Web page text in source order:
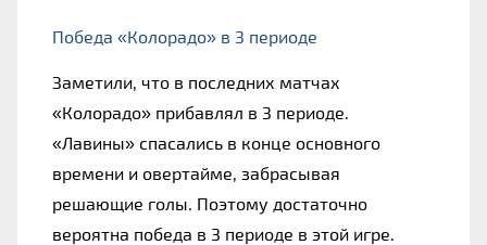
Победа «Колорадо» в 3 периоде
Заметили, что в последних матчах
«Колорадо» прибавлял в 3 периоде.
«Лавины» спасались в конце основного
времени и овертайме, забрасывая
решающие голы. Поэтому достаточно
вероятна победа в 3 периоде в этой игре.